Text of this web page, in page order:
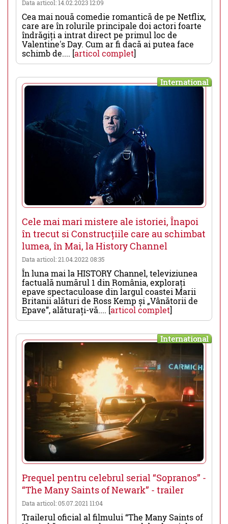
Data articol: 14.02.2023 12:09
Cea mai nouă comedie romantică de pe Netflix,
care are în rolurile principale doi actori foarte
îndrăgiți a intrat direct pe primul loc de
Valentine's Day. Cum ar fi dacă ai putea face
schimb de.... [articol complet]
International
Cele mai mari mistere ale istoriei, Înapoi
în trecut si Construcțiile care au schimbat
lumea, în Mai, la History Channel
Data articol: 21.04.2022 08:35
În luna mai la HISTORY Channel, televiziunea
factuală numărul 1 din România, explorați
epave spectaculoase din largul coastei Marii
Britanii alături de Ross Kemp și „Vânătorii de
Epave”, alăturați-vă.... [articol complet]
International
Prequel pentru celebrul serial “Sopranos” -
“The Many Saints of Newark” - trailer
Data articol: 05.07.2021 11:04
Trailerul oficial al filmului “The Many Saints of